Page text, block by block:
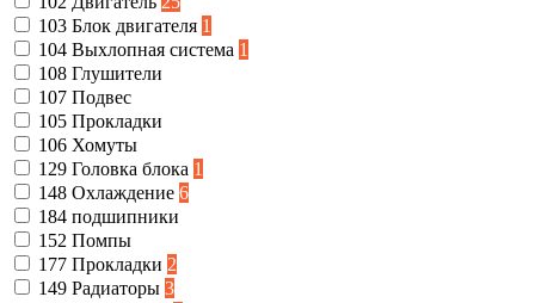
103 Блок двигателя 1
104 Выхлопная система 1
108 Глушители
107 Подвес
105 Прокладки
106 Хомуты
129 Головка блока 1
148 Охлаждение 6
184 подшипники
152 Помпы
177 Прокладки 2
149 Радиаторы 3